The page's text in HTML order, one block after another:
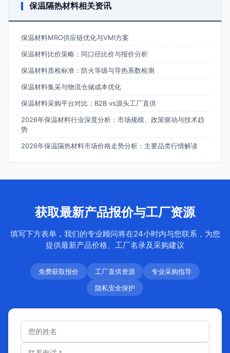
保温隔热材料相关资讯
保温材料MRO供应链优化与VMI方案
保温材料比价策略：同口径比价与报价分析
保温材料质检标准：防火等级与导热系数检测
保温材料集采与物流仓储成本优化
保温材料采购平台对比：B2B vs源头工厂直供
2026年保温材料行业深度分析：市场规模、政策驱动与技术趋
势
2026年保温隔热材料市场价格走势分析：主要品类行情解读
获取最新产品报价与工厂资源
填写下方表单，我们的专业顾问将在24小时内与您联系，为您
提供最新产品价格、工厂名录及采购建议
免费获取报价 工厂直供资源
专业采购指导
隐私安全保护